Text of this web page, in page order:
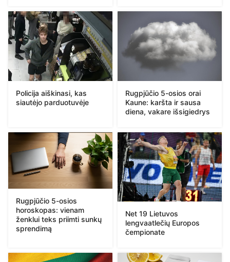
Policija aiškinasi, kas
siautėjo parduotuvėje
Rugpjūčio 5-osios orai
Kaune: karšta ir sausa
diena, vakare išsigiedrys
Rugpjūčio 5-osios
horoskopas: vienam
ženklui teks priimti sunkų
sprendimą
Net 19 Lietuvos
lengvaatlečių Europos
čempionate